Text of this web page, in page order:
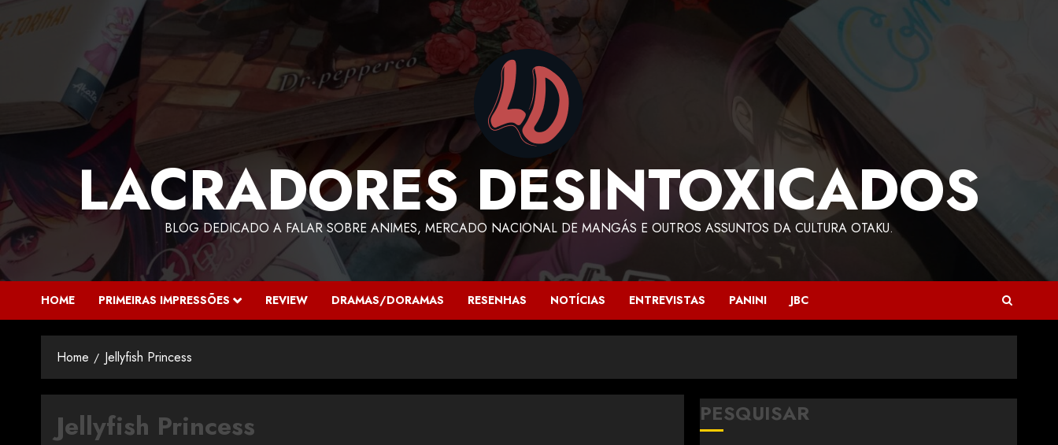
LACRADORES DESINTOXICADOS
BLOG DEDICADO A FALAR SOBRE ANIMES, MERCADO NACIONAL DE MANGÁS E OUTROS ASSUNTOS DA CULTURA OTAKU.
HOME PRIMEIRAS IMPRESSÕES REVIEW DRAMAS/DORAMAS RESENHAS NOTÍCIAS ENTREVISTAS PANINI JBC
Home Jellyfish Princess
Jellyfish Princess PESQUISAR